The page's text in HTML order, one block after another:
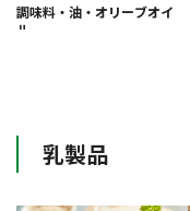
調味料・油・オリーブオイ
ル
乳製品